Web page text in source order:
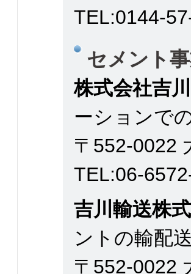
TEL:0144-
セメント
株式会社吉川
ーションで
〒552-0022
TEL:06-
吉川輸送株
ントの輸配送
〒552-0022